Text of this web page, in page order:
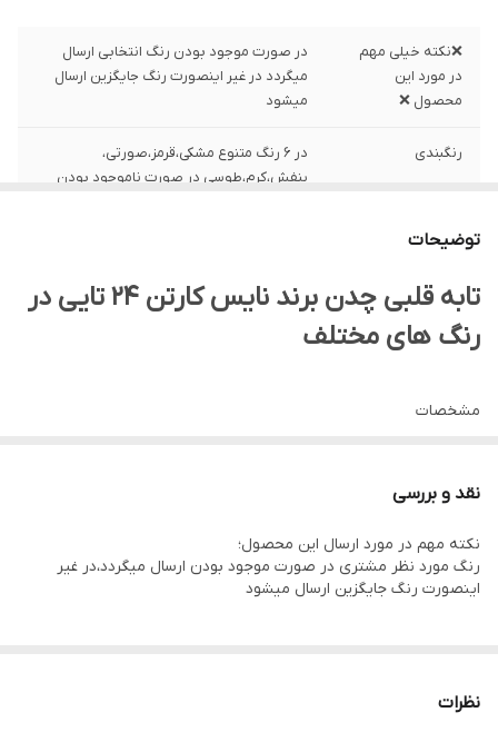
❌نکته خیلی مهم
در مورد این
محصول ❌
در صورت موجود بودن رنگ انتخابی ارسال
میگردد در غیر اینصورت رنگ جایگزین ارسال
میشود
رنگبندی
در ۶ رنگ متنوع مشکی،قرمز،صورتی،
بنفش،کرم،طوسی در صورت ناموجود بودن
جنس داخلی
جنس بدنه چدن
توضیحات اصلی
توضیحات
تابه قلبی چدن برند نایس کارتن ۲۴ تایی در
رنگ های مختلف
مشخصات
سایز
16
جنس بدنه
آلومینیوم
تعداد دسته
نقد و بررسی
نکته مهم در مورد ارسال این محصول؛
رنگ مورد نظر مشتری در صورت موجود بودن ارسال میگردد،در غیر
اینصورت رنگ جایگزین ارسال میشود
نظرات